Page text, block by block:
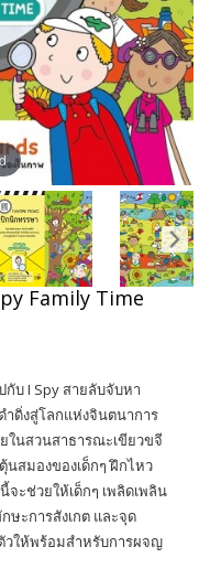
Family Time
บ I Spy สายลับจับหา
ำดิ่งสู่โลกแห่งจินตนาการ
นสวนสาธารณะเขียวขจี
สมองของเด็กๆ ฝึกไหว
ะช่วยให้เด็กๆ เพลิดเพลิน
ษะการสังเกต และจุด
วให้พร้อมสำหรับการผจญ